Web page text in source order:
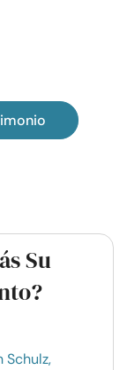
Su
Schulz,